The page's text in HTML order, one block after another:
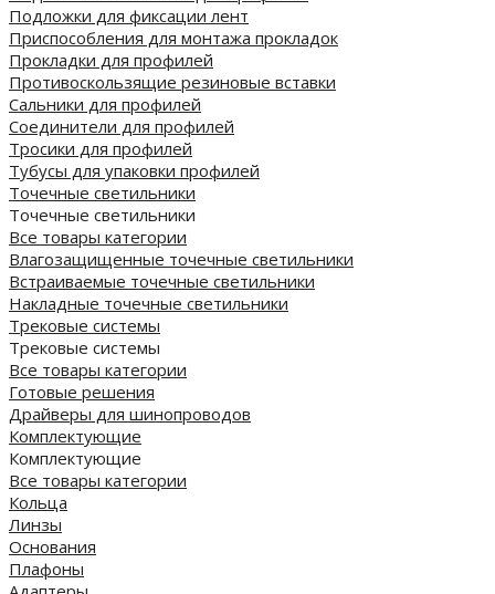
Подложки для фиксации лент
Приспособления для монтажа прокладок
Прокладки для профилей
Противоскользящие резиновые вставки
Сальники для профилей
Соединители для профилей
Тросики для профилей
Тубусы для упаковки профилей
Точечные светильники
Точечные светильники
Все товары категории
Влагозащищенные точечные светильники
Встраиваемые точечные светильники
Накладные точечные светильники
Трековые системы
Трековые системы
Все товары категории
Готовые решения
Драйверы для шинопроводов
Комплектующие
Комплектующие
Все товары категории
Кольца
Линзы
Основания
Плафоны